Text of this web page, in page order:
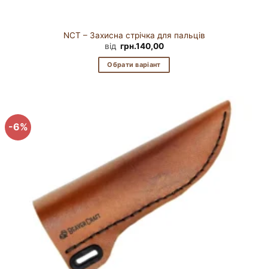
NCT – Захисна стрічка для пальців
від грн.140,00
Обрати варіант
варіантів.
Параметри
можна
вибрати
сторінці
товару
-6%